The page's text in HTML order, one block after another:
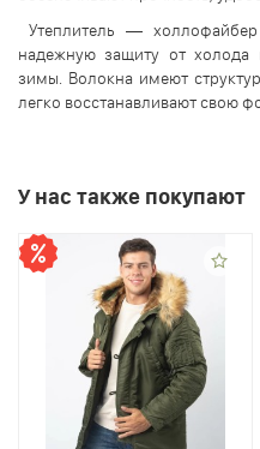
Утеплитель — холлофайбер
надежную защиту от холода
зимы. Волокна имеют
легко восстанавливают свою
У нас также покупают